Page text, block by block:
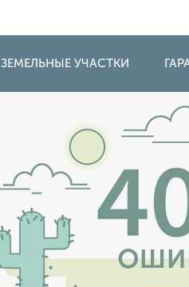
ЗЕМЕЛЬНЫЕ УЧАСТКИ